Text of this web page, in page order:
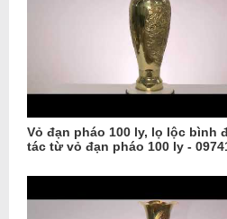
Vỏ đạn pháo 100 ly, lọ lộc bình
tác từ vỏ đạn pháo 100 ly -